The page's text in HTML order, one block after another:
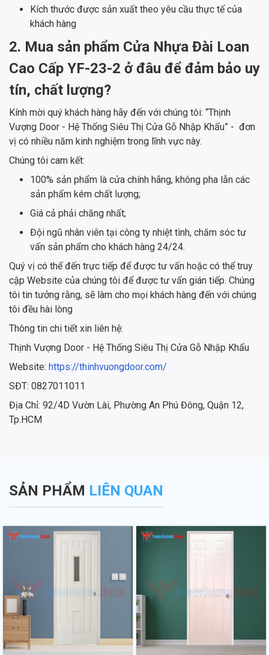
Kích thước được sản xuất theo yêu cầu thực tế của
khách hàng
2. Mua sản phẩm Cửa Nhựa Đài Loan
Cao Cấp YF-23-2 ở đâu để đảm bảo uy
tín, chất lượng?
Kính mời quý khách hàng hãy đến với chúng tôi: “Thịnh
Vượng Door - Hệ Thống Siêu Thị Cửa Gỗ Nhập Khẩu” - đơn
vị có nhiều năm kinh nghiệm trong lĩnh vực này.
Chúng tôi cam kết:
100% sản phẩm là cửa chính hãng, không pha lẫn các
sản phẩm kém chất lượng;
Giá cả phải chăng nhất;
Đội ngũ nhân viên tại công ty nhiệt tình, chăm sóc tư
vấn sản phẩm cho khách hàng 24/24.
Quý vị có thể đến trực tiếp để được tư vấn hoặc có thể truy
cập Website của chúng tôi để được tư vấn gián tiếp. Chúng
tôi tin tưởng rằng, sẽ làm cho mọi khách hàng đến với chúng
tôi đều hài lòng
Thông tin chi tiết xin liên hệ:
Thịnh Vượng Door - Hệ Thống Siêu Thị Cửa Gỗ Nhập Khẩu
Website: https://thinhvuongdoor.com/
SĐT: 0827011011
Địa Chỉ: 92/4D Vườn Lài, Phường An Phú Đông, Quận 12,
Tp.HCM
SẢN PHẨM LIÊN QUAN